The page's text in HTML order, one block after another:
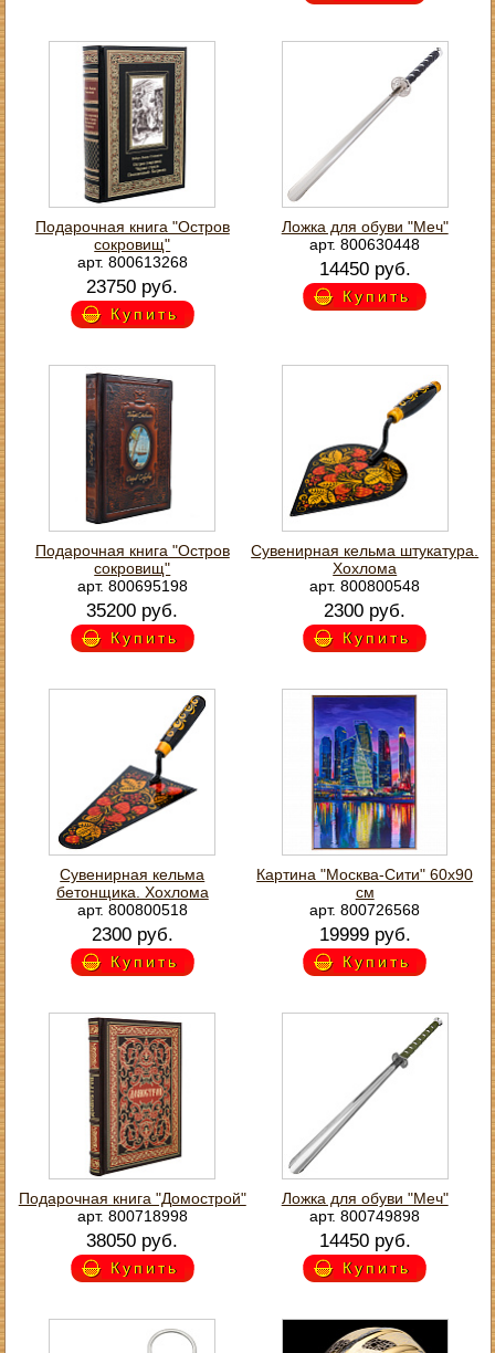
Подарочная книга "Остров
сокровищ"
арт. 800613268
23750 руб.
Купить
Ложка для обуви "Меч"
арт. 800630448
14450 руб.
Купить
Подарочная книга "Остров
сокровищ"
арт. 800695198
35200 руб.
Купить
Сувенирная кельма штукатура.
Хохлома
арт. 800800548
2300 руб.
Купить
Сувенирная кельма
бетонщика. Хохлома
арт. 800800518
2300 руб.
Купить
Картина "Москва-Сити" 60х90
см
арт. 800726568
19999 руб.
Купить
Подарочная книга "Домострой"
арт. 800718998
38050 руб.
Купить
Ложка для обуви "Меч"
арт. 800749898
14450 руб.
Купить